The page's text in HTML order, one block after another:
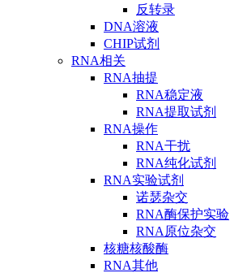
反转录
DNA溶液
CHIP试剂
RNA相关
RNA抽提
RNA稳定液
RNA提取试剂
RNA操作
RNA干扰
RNA纯化试剂
RNA实验试剂
诺瑟杂交
RNA酶保护实验
RNA原位杂交
核糖核酸酶
RNA其他